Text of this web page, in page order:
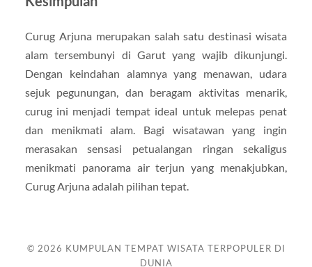
Curug Arjuna merupakan salah satu destinasi wisata
alam tersembunyi di Garut yang wajib dikunjungi.
Dengan keindahan alamnya yang menawan, udara
sejuk pegunungan, dan beragam aktivitas menarik,
curug ini menjadi tempat ideal untuk melepas penat
dan menikmati alam. Bagi wisatawan yang ingin
merasakan sensasi petualangan ringan sekaligus
menikmati panorama air terjun yang menakjubkan,
Curug Arjuna adalah pilihan tepat.
© 2026 KUMPULAN TEMPAT WISATA TERPOPULER DI
DUNIA